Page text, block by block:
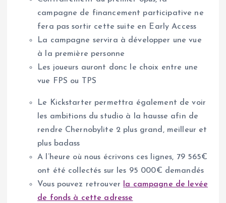
campagne de financement participative ne
fera pas sortir cette suite en Early Access
La campagne servira à développer une vue
à la première personne
Les joueurs auront donc le choix entre une
vue FPS ou TPS
Le Kickstarter permettra également de voir
les ambitions du studio à la hausse afin de
rendre Chernobylite 2 plus grand, meilleur et
plus badass
A l’heure où nous écrivons ces lignes, 79 565€
ont été collectés sur les 95 000€ demandés
Vous pouvez retrouver la campagne de levée
de fonds à cette adresse